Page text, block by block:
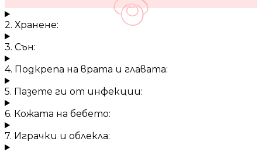
2. Хранене:
3. Сън:
4. Подкрепа на врата и главата:
5. Пазете ги от инфекции:
6. Кожата на бебето:
7. Играчки и облекла: